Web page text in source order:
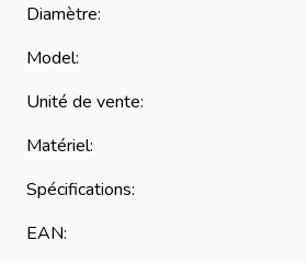
Diamètre:
Model:
Unité de vente:
Matériel:
Spécifications:
EAN: